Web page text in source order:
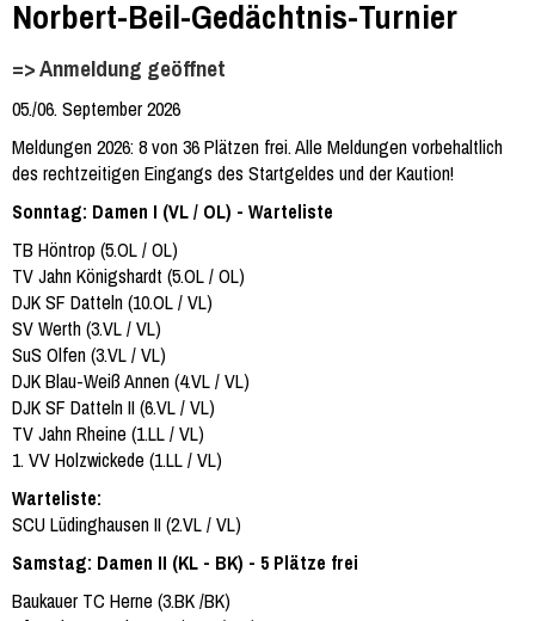
Norbert-Beil-Gedächtnis-Turnier
=> Anmeldung geöffnet
05./06. September 2026
Meldungen 2026: 8 von 36 Plätzen frei. Alle Meldungen vorbehaltlich
des rechtzeitigen Eingangs des Startgeldes und der Kaution!
Sonntag: Damen I (VL / OL) - Warteliste
TB Höntrop (5.OL / OL)
TV Jahn Königshardt (5.OL / OL)
DJK SF Datteln (10.OL / VL)
SV Werth (3.VL / VL)
SuS Olfen (3.VL / VL)
DJK Blau-Weiß Annen (4.VL / VL)
DJK SF Datteln II (6.VL / VL)
TV Jahn Rheine (1.LL / VL)
1. VV Holzwickede (1.LL / VL)
Warteliste:
SCU Lüdinghausen II (2.VL / VL)
Samstag: Damen II (KL - BK) - 5 Plätze frei
Baukauer TC Herne (3.BK /BK)